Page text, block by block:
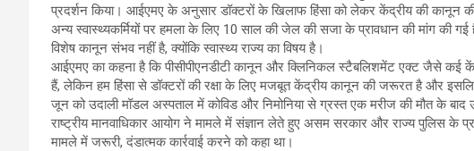
प्रदर्शन किया। आईएमए के अनुसार डॉक्टरों के खिलाफ हिंसा को लेकर केंद्रीय की कानून
अन्य स्वास्थ्यकर्मियों पर हमला के लिए 10 साल की जेल की सजा के प्रावधान की मांग की
विशेष कानून संभव नहीं है, क्योंकि स्वास्थ्य राज्य का विषय है।
आईएमए का कहना है कि पीसीपीएनडीटी कानून और क्लिनिकल स्टैबलिशमेंट एक्ट जैसे कई
हैं, लेकिन हम हिंसा से डॉक्टरों की रक्षा के लिए मजबूत केंद्रीय कानून की जरूरत है और
जून को उदाली मॉडल अस्पताल में कोविड और निमोनिया से ग्रस्त एक मरीज की मौत के बाद
राष्ट्रीय मानवाधिकार आयोग ने मामले में संज्ञान लेते हुए असम सरकार और राज्य पुलिस
मामले में जरूरी, दंडात्मक कार्रवाई करने को कहा था।